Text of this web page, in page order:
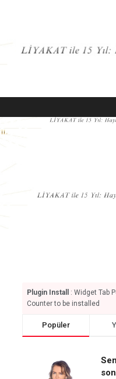
Plugin Install
: Widget Tab
Counter to be installed
Popüler